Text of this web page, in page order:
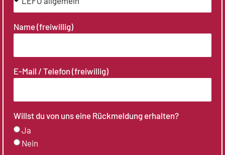
Name (freiwillig)
E-Mail / Telefon (freiwillig)
Willst du von uns eine Rückmeldung erhalten?
Ja
Nein